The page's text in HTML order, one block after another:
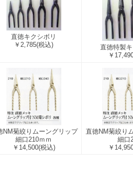
直徳キクシボリ
￥2,785(税込)
直徳特製
￥
NM菊絞りムーングリップ
細口210ｍｍ
￥14,500(税込)
直徳NM菊絞り
細口
￥